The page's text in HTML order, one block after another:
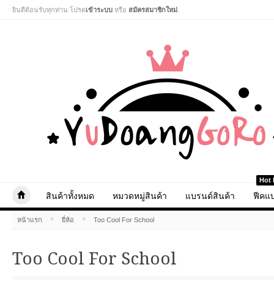
ยินดีต้อนรับทุกท่าน โปรดเข้าระบบ หรือ สมัครสมาชิกใหม่
สินค้าทั้งหมด หมวดหมู่สินค้า แบรนด์สินค้า
Hot
ฟีคแ
หน้าแรก » ยี่ห้อ » Too Cool For School
Too Cool For School